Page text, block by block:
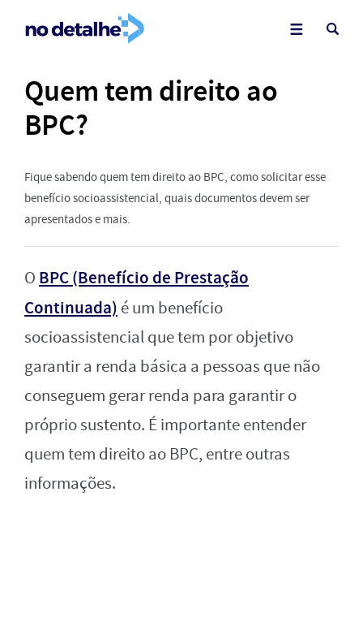
Quem tem direito ao
BPC?
Fique sabendo quem tem direito ao BPC, como solicitar esse
benefício socioassistencial, quais documentos devem ser
apresentados e mais.
O BPC (Benefício de Prestação
Continuada) é um benefício
socioassistencial que tem por objetivo
garantir a renda básica a pessoas que não
conseguem gerar renda para garantir o
próprio sustento. É importante entender
quem tem direito ao BPC, entre outras
informações.